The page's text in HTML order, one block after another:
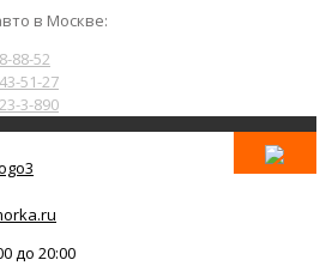
в Москве:
88-52
51-27
3-890
до 20:00